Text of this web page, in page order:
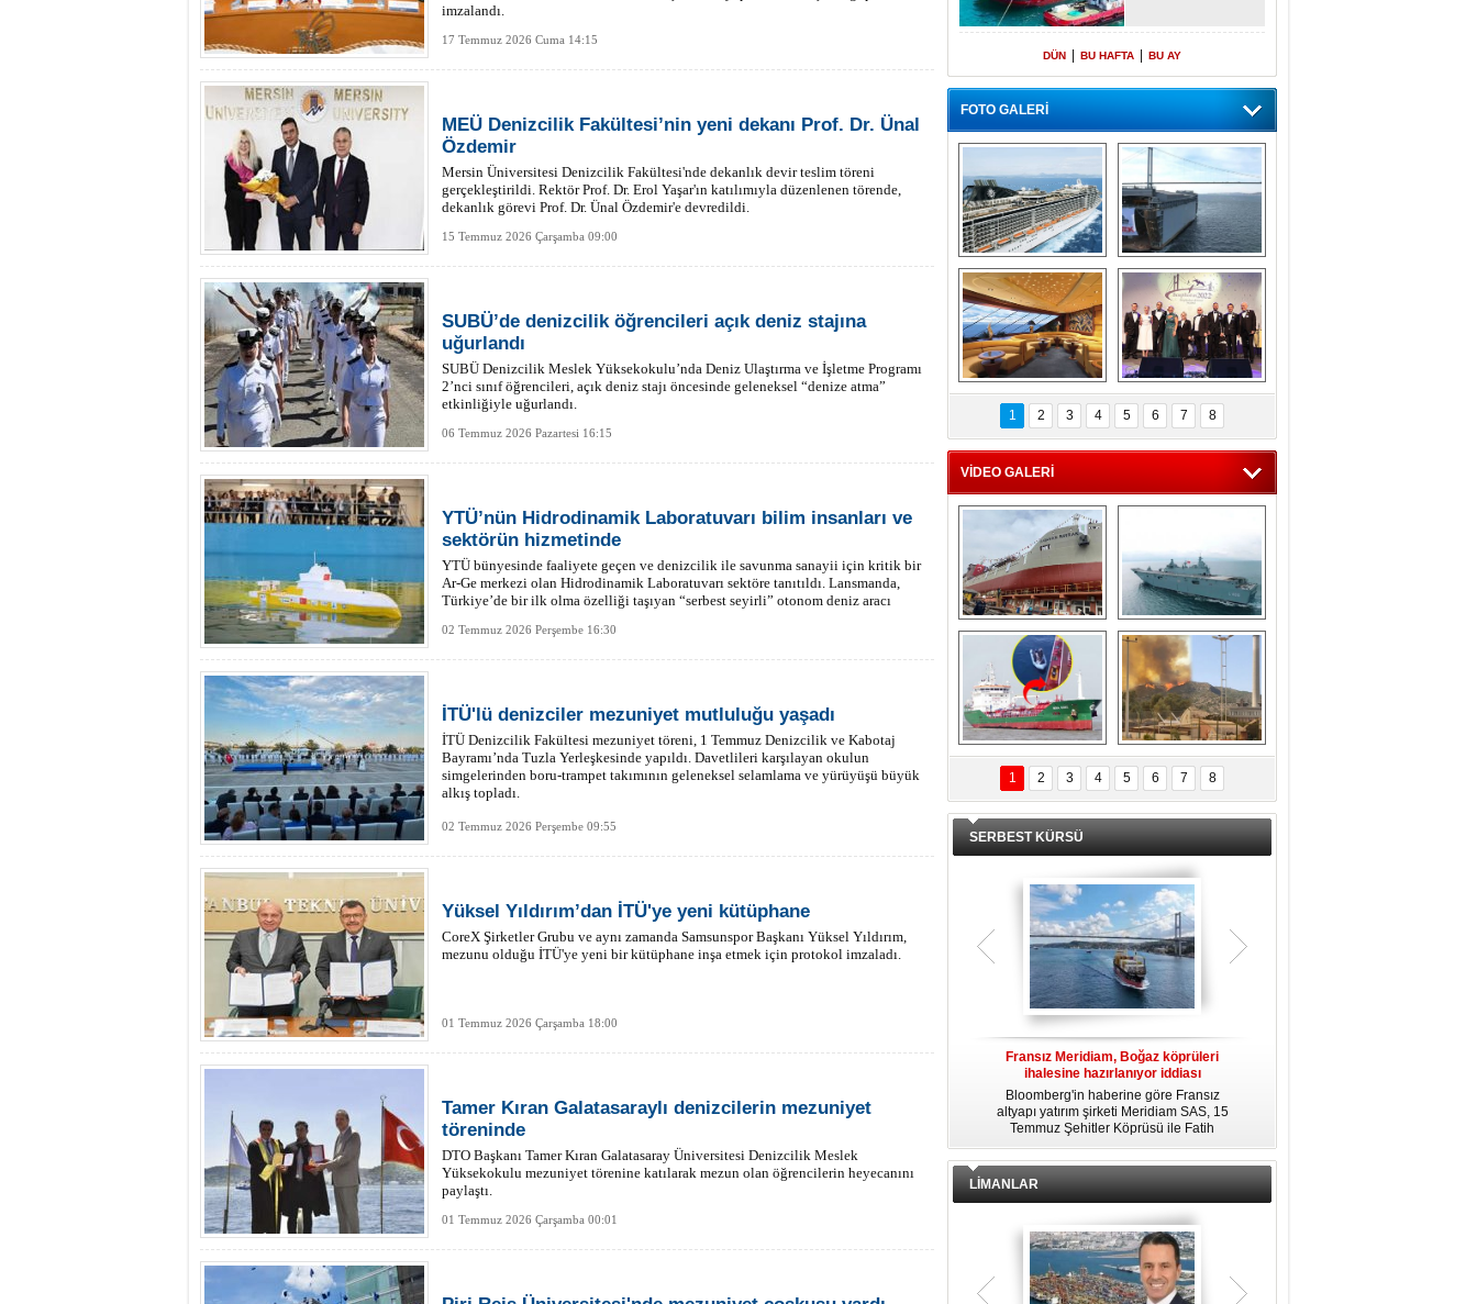
imzalandı.
17 Temmuz 2026 Cuma 14:15
MEÜ Denizcilik Fakültesi’nin yeni dekanı Prof. Dr. Ünal
Özdemir
Mersin Üniversitesi Denizcilik Fakültesi'nde dekanlık devir teslim töreni
gerçekleştirildi. Rektör Prof. Dr. Erol Yaşar'ın katılımıyla düzenlenen törende,
dekanlık görevi Prof. Dr. Ünal Özdemir'e devredildi.
15 Temmuz 2026 Çarşamba 09:00
SUBÜ’de denizcilik öğrencileri açık deniz stajına
uğurlandı
SUBÜ Denizcilik Meslek Yüksekokulu’nda Deniz Ulaştırma ve İşletme Programı
2’nci sınıf öğrencileri, açık deniz stajı öncesinde geleneksel “denize atma”
etkinliğiyle uğurlandı.
06 Temmuz 2026 Pazartesi 16:15
YTÜ’nün Hidrodinamik Laboratuvarı bilim insanları ve
sektörün hizmetinde
YTÜ bünyesinde faaliyete geçen ve denizcilik ile savunma sanayii için kritik bir
Ar-Ge merkezi olan Hidrodinamik Laboratuvarı sektöre tanıtıldı. Lansmanda,
Türkiye’de bir ilk olma özelliği taşıyan “serbest seyirli” otonom deniz aracı
02 Temmuz 2026 Perşembe 16:30
İTÜ'lü denizciler mezuniyet mutluluğu yaşadı
İTÜ Denizcilik Fakültesi mezuniyet töreni, 1 Temmuz Denizcilik ve Kabotaj
Bayramı’nda Tuzla Yerleşkesinde yapıldı. Davetlileri karşılayan okulun
simgelerinden boru-trampet takımının geleneksel selamlama ve yürüyüşü büyük
alkış topladı.
02 Temmuz 2026 Perşembe 09:55
Yüksel Yıldırım’dan İTÜ'ye yeni kütüphane
CoreX Şirketler Grubu ve aynı zamanda Samsunspor Başkanı Yüksel Yıldırım,
mezunu olduğu İTÜ'ye yeni bir kütüphane inşa etmek için protokol imzaladı.
01 Temmuz 2026 Çarşamba 18:00
Tamer Kıran Galatasaraylı denizcilerin mezuniyet
töreninde
DTO Başkanı Tamer Kıran Galatasaray Üniversitesi Denizcilik Meslek
Yüksekokulu mezuniyet törenine katılarak mezun olan öğrencilerin heyecanını
paylaştı.
01 Temmuz 2026 Çarşamba 00:01
DÜN BU HAFTA BU AY
FOTO GALERİ
“Gemi içinde gemi”
konsepti ile MSC
Splendida
Dünyada tek!
Denizaltı yüzer
havuzu intikal
seyrine başladı
MSC'den 55 milyon
euroluk turizm geliri
müjdesi
5. Bosphorus Ship
Brokers Dinner,
İstanbul’da yapıldı
1 2 3 4 5 6 7 8
VİDEO GALERİ
Çeksan Tersanesi,
Başaran Bayrak
tankerini suya
indirdi
TCG Anadolu,
tersane teknik
seyrini tamamladı
Göçmenlerin
imdadına Türk
sahipli MINA DENIZ
yetişti
Milas’taki yangın
yeniden termik
santrallere doğru
ilerliyor
1 2 3 4 5 6 7 8
SERBEST KÜRSÜ
Fransız Meridiam, Boğaz köprüleri
ihalesine hazırlanıyor iddiası
Bloomberg'in haberine göre Fransız
altyapı yatırım şirketi Meridiam SAS, 15
Temmuz Şehitler Köprüsü ile Fatih
Sultan Mehmet Köprüsü'nün
özelleştirilmesine yönelik ihaleyle
zamanda kendi yat limanı, helikopter
pisti ve seçkin villaları da içeren koca
LİMANLAR